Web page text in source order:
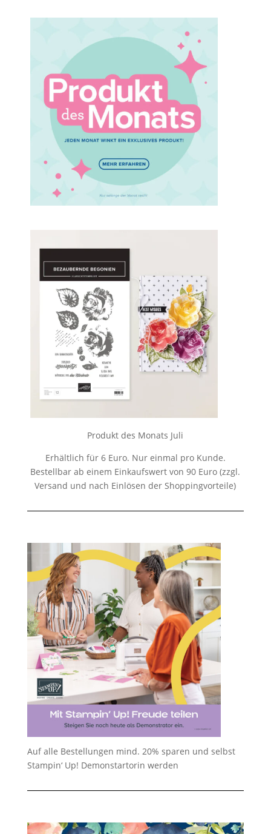
Produkt des Monats Juli
Erhältlich für 6 Euro. Nur einmal pro Kunde.
Bestellbar ab einem Einkaufswert von 90 Euro (zzgl.
Versand und nach Einlösen der Shoppingvorteile)
Auf alle Bestellungen mind. 20% sparen und selbst
Stampin‘ Up! Demonstartorin werden